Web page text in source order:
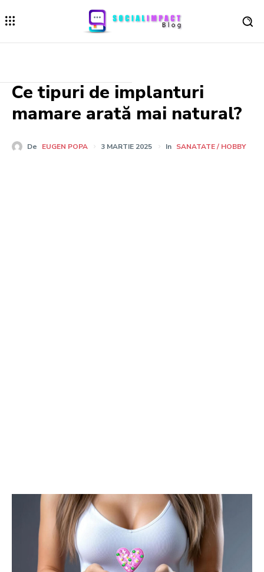
Ce tipuri de implanturi
mamare arată mai natural?
De EUGEN POPA 3 MARTIE 2025 In SANATATE / HOBBY